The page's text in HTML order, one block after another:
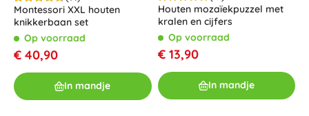
Montessori XXL houten
knikkerbaan set
Op voorraad
€ 40,90
In mandje
Houten mozaïekpuzzel met
kralen en cijfers
Op voorraad
€ 13,90
In mandje